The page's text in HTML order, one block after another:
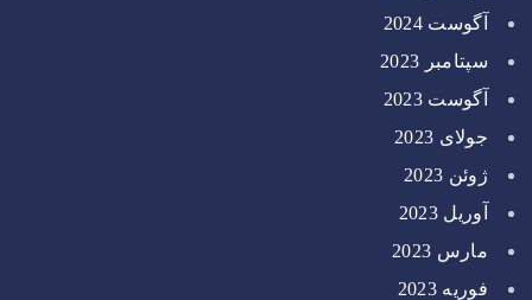
آگوست 2024
سپتامبر 2023
آگوست 2023
جولای 2023
ژوئن 2023
آوریل 2023
مارس 2023
فوریه 2023